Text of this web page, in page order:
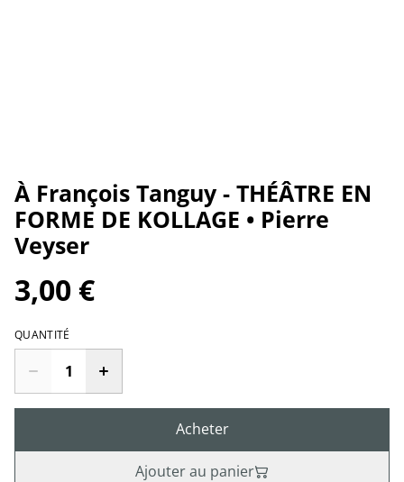
À François Tanguy - THÉÂTRE EN
FORME DE KOLLAGE • Pierre
Veyser
3,00 €
QUANTITÉ
Acheter
Ajouter au panier